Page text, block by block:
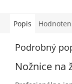
Popis
Podrobný
Nožnice na